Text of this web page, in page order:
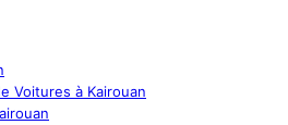
Voitures à Kairouan